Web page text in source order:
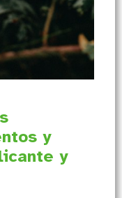
y
y